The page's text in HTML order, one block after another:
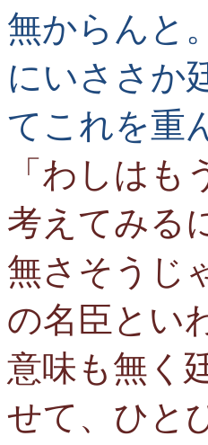
無からんと
にいささか
てこれを重
「わしは
考えてみる
無さそうじ
の名臣とい
意味も無く
せて、ひと